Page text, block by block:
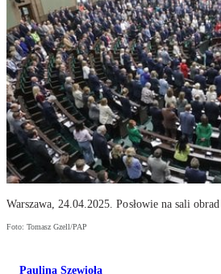
Warszawa, 24.04.2025. Posłowie na sali
Foto: Tomasz Gzell/PAP
Paulina Szewioła